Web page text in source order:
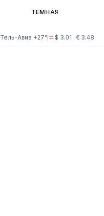
Тель-Авив +27° $ 3.01 · € 3.48
ТЕМНАЯ